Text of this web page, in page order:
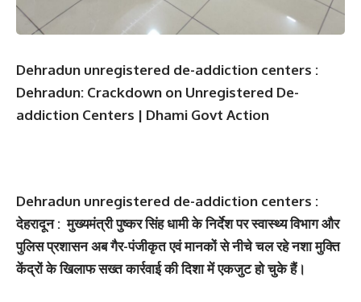
Dehradun unregistered de-addiction centers :
Dehradun: Crackdown on Unregistered De-
addiction Centers | Dhami Govt Action
Dehradun unregistered de-addiction centers :
देहरादून : मुख्यमंत्री पुष्कर सिंह धामी के निर्देश पर स्वास्थ्य विभाग और
पुलिस प्रशासन अब गैर-पंजीकृत एवं मानकों से नीचे चल रहे नशा मुक्ति
केंद्रों के खिलाफ सख्त कार्रवाई की दिशा में एकजुट हो चुके हैं।